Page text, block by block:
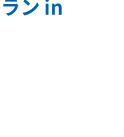
ン in